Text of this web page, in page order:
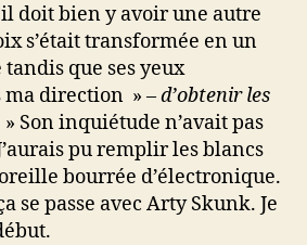
doit bien y avoir une autre
s’était transformée en un
que ses yeux
direction » –d’obtenir les
» Son inquiétude n’avait pas
pu remplir les blancs
bourrée d’électronique.
se passe avec Arty Skunk. Je